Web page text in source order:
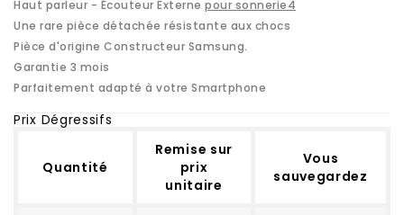
Haut parleur - Écouteur Externe pour sonnerie4
Une rare pièce détachée résistante aux chocs
Pièce d'origine Constructeur Samsung.
Garantie 3 mois
Parfaitement adapté à votre Smartphone
Prix Dégressifs
Quantité
Remise sur
prix
unitaire
Vous
sauvegardez